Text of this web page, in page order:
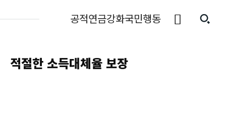
공적연금강화국민행동
적절한 소득대체율 보장